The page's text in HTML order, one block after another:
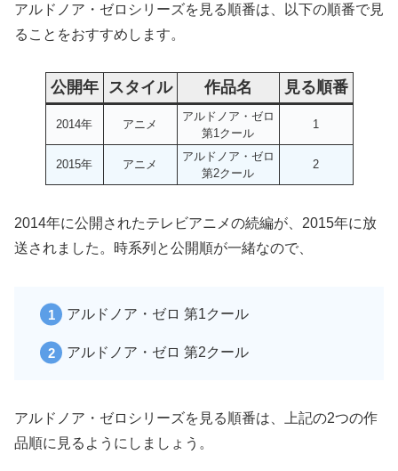
アルドノア・ゼロシリーズを見る順番は、以下の順番で見
ることをおすすめします。
公開年 スタイル 作品名 見る順番
2014年 アニメ
アルドノア・ゼロ
第1クール
1
2015年 アニメ
アルドノア・ゼロ
第2クール
2
2014年に公開されたテレビアニメの続編が、2015年に放
送されました。時系列と公開順が一緒なので、
アルドノア・ゼロ 第1クール
アルドノア・ゼロ 第2クール
アルドノア・ゼロシリーズを見る順番は、上記の2つの作
品順に見るようにしましょう。